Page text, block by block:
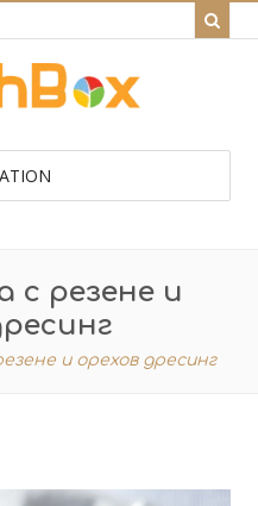
с резене и
и орехов дресинг